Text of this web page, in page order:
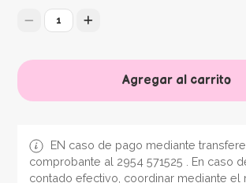
1
Agregar al carrito
EN caso de pago mediante
comprobante al 2954 571525 . En caso
contado efectivo, coordinar mediante el